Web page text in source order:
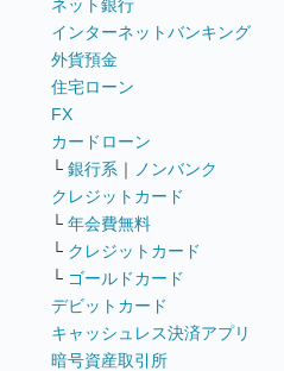
ネット銀行
インターネットバンキング
外貨預金
住宅ローン
FX
カードローン
└ 銀行系 ｜
ノンバンク
クレジットカード
└ 年会費無料
└ クレジットカード
└ ゴールドカード
デビットカード
キャッシュレス決済アプリ
暗号資産取引所